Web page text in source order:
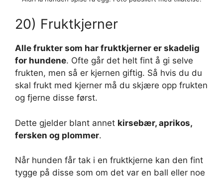
20) Fruktkjerner
Alle frukter som har fruktkjerner er skadelig
for hundene. Ofte går det helt fint å gi selve
frukten, men så er kjernen giftig. Så hvis du du
skal frukt med kjerner må du skjære opp frukten
og fjerne disse først.
Dette gjelder blant annet kirsebær, aprikos,
fersken og plommer.
Når hunden får tak i en fruktkjerne kan den fint
tygge på disse som om det var en ball eller noe